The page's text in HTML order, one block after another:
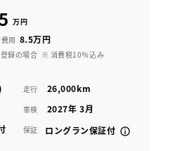
万円
用 8.5万円
録の場合 ※ 消費税10％込み
走行 26,000km
車検 2027年 3月
保証 ロングラン保証付